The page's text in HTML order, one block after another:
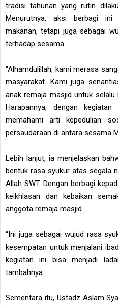
tradisi tahunan yang rutin
Menurutnya, aksi berbagi ini
makanan, tetapi juga sebagai
terhadap sesama.
"Alhamdulillah, kami merasa
masyarakat. Kami juga
anak remaja masjid untuk
Harapannya, dengan
memahami arti kepedulian
persaudaraan di antara sesama
Lebih lanjut, ia menjelaskan
bentuk rasa syukur atas segala
Allah SWT. Dengan berbagi
keikhlasan dan kebaikan
anggota remaja masjid.
“Ini juga sebagai wujud rasa
kesempatan untuk menjalani
kegiatan ini bisa menjadi
tambahnya.
Sementara itu, Ustadz Aslam